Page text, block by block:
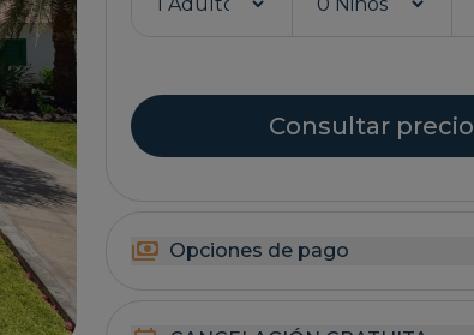
Consultar precio
Opciones de pago